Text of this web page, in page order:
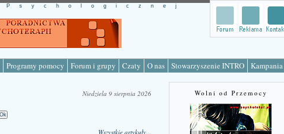
Programy pomocy Forum i grupy Czaty O nas Stowarzyszenie INTRO Kampania
Psychologicznej
Niedziela 9 sierpnia 2026
Wszystkie artykuły...
Wolni od Przemocy